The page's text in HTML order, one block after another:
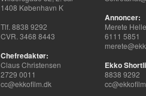
1408 København K
Tlf. 8838 9292
CVR. 3468 8443
Chefredaktør:
Claus Christensen
2729 0011
cc@ekkofilm.dk
Annoncer:
Merete
6111 5851
Ekko
8838 9292